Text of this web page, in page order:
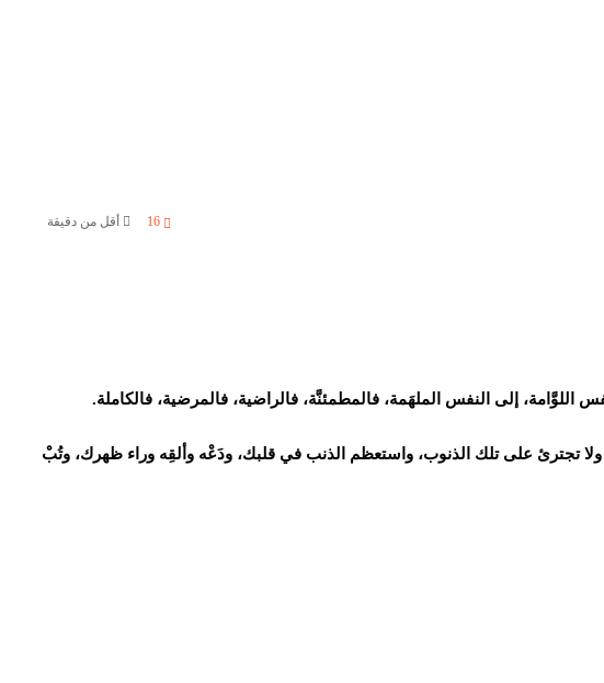
16 أقل من دقيقة
إلى النفس الملهَمة، فالمطمئنَّة، فالراضية، فالمرضية، فالكاملة.
تجترئ على تلك الذنوب، واستعظم الذنب في قلبك، ودَعْه وألقِه وراء ظهرك، وتُبْ